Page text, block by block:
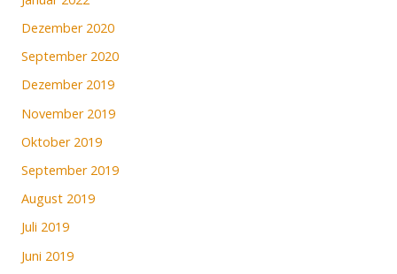
Dezember 2020
September 2020
Dezember 2019
November 2019
Oktober 2019
September 2019
August 2019
Juli 2019
Juni 2019